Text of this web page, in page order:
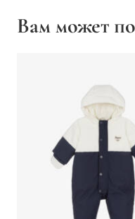
Вам может